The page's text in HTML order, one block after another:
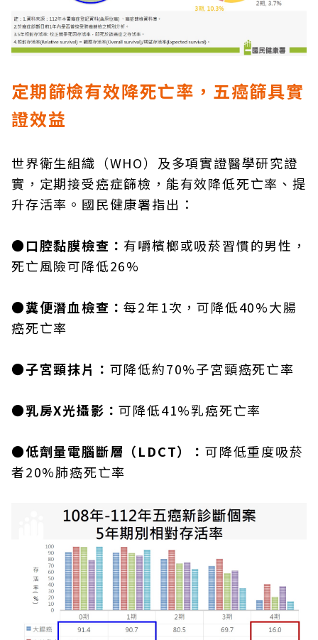
定期篩檢有效降死亡率，五癌篩具實
證效益
世界衛生組織（WHO）及多項實證醫學研究證
實，定期接受癌症篩檢，能有效降低死亡率、提
升存活率。國民健康署指出：
●口腔黏膜檢查： 有嚼檳榔或吸菸習慣的男性，
死亡風險可降低26%
●糞便潛血檢查：每2年1次，可降低40%大腸
癌死亡率
●子宮頸抹片： 可降低約70%子宮頸癌死亡率
●乳房X光攝影：可降低41%乳癌死亡率
●低劑量電腦斷層（LDCT）： 可降低重度吸菸
者20%肺癌死亡率